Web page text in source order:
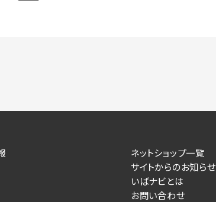
ネットショップ一覧
サイトからのお知らせ
いばナビとは
お問い合わせ